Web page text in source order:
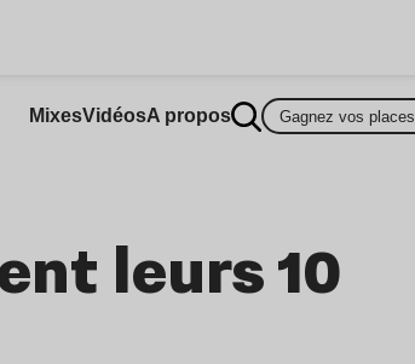
MixesVidéosA propos Gagnez vos places
leurs 10